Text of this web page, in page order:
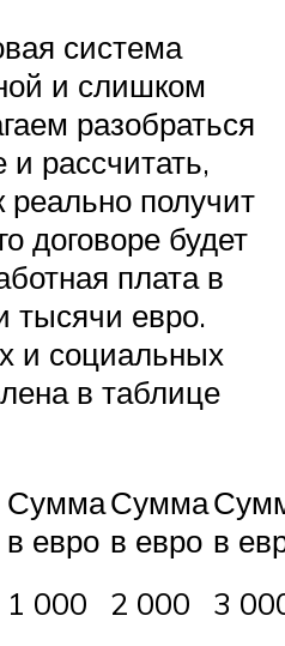
система
и слишком
разобраться
рассчитать,
реально получит
договоре будет
плата в
тысячи евро.
и социальных
в таблице
Сумма
в евро
Сумма
в евро в
1 000 2 000
3